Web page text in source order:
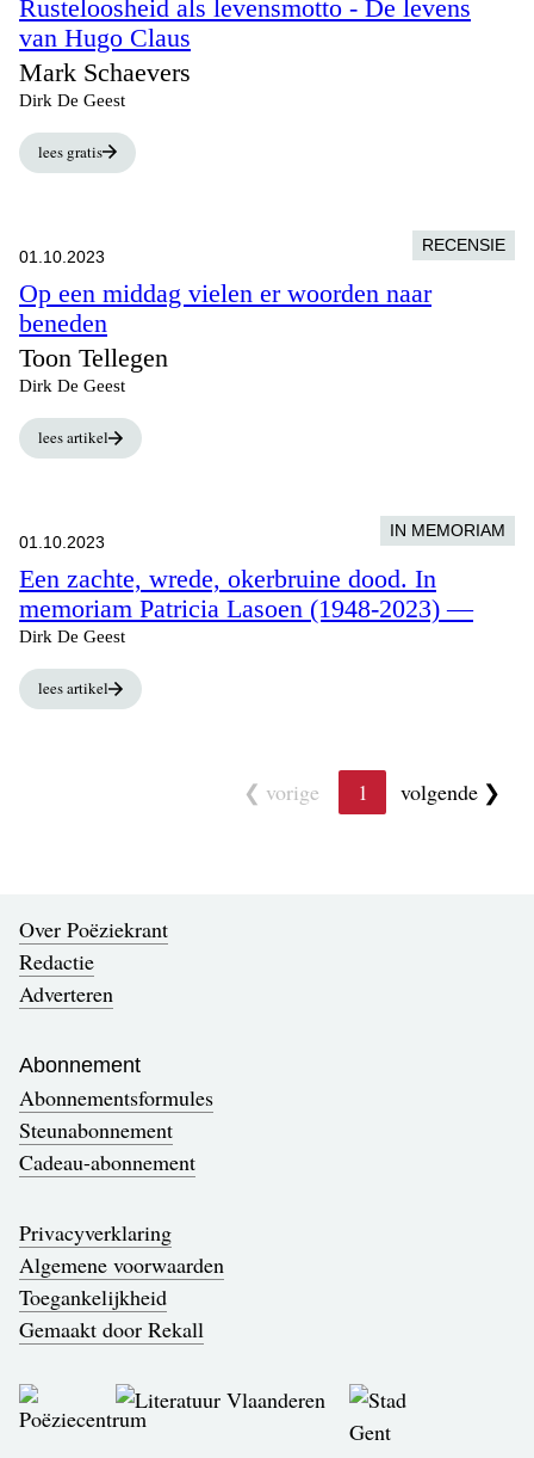
Rusteloosheid als levensmotto - De levens
van Hugo Claus
Mark Schaevers
Dirk De Geest
lees gratis
RECENSIE
01.10.2023
Op een middag vielen er woorden naar
beneden
Toon Tellegen
Dirk De Geest
lees artikel
IN MEMORIAM
01.10.2023
Een zachte, wrede, okerbruine dood. In
memoriam Patricia Lasoen (1948-2023) —
Dirk De Geest
lees artikel
vorige 1 volgende
Over Poëziekrant
Redactie
Adverteren
Abonnement
Abonnementsformules
Steunabonnement
Cadeau-abonnement
Privacyverklaring
Algemene voorwaarden
Toegankelijkheid
Gemaakt door Rekall